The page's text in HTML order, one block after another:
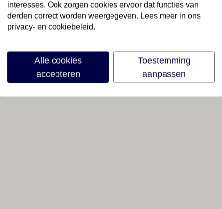
interesses. Ook zorgen cookies ervoor dat functies van
derden correct worden weergegeven. Lees meer in ons
privacy- en cookiebeleid.
Alle cookies
accepteren
Toestemming
aanpassen